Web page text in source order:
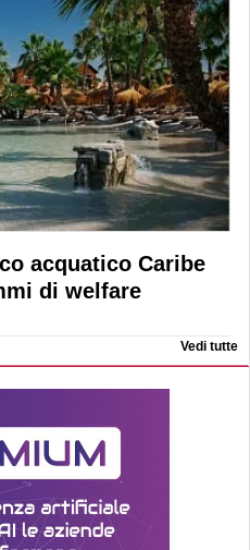
acquatico Caribe
di welfare
Vedi tutte